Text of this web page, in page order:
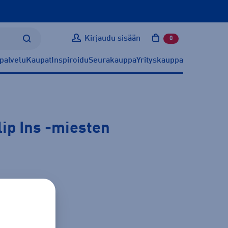
Kirjaudu sisään 0 tuotetta
Kaupat InspiroiduSeurakauppaYrityskauppa
Ins -miesten